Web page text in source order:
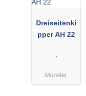
Dreiseitenki
pper AH 22
Münster